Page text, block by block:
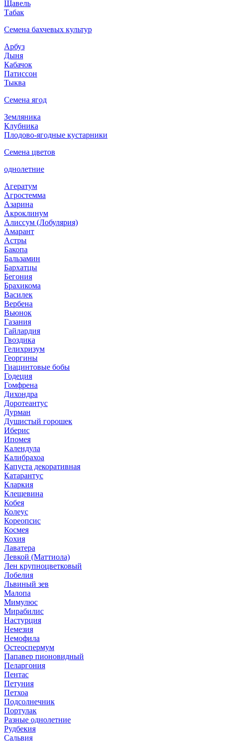
Щавель
Табак
Семена бахчевых культур
Арбуз
Дыня
Кабачок
Патиссон
Тыква
Семена ягод
Земляника
Клубника
Плодово-ягодные кустарники
Семена цветов
однолетние
Агератум
Агростемма
Азарина
Акроклинум
Алиссум (Лобулярия)
Амарант
Астры
Бакопа
Бальзамин
Бархатцы
Бегония
Брахикома
Василек
Вербена
Вьюнок
Газания
Гайлардия
Гвоздика
Гелихризум
Георгины
Гиацинтовые бобы
Годеция
Гомфрена
Дихондра
Доротеантус
Дурман
Душистый горошек
Иберис
Ипомея
Календула
Калибрахоа
Капуста декоративная
Катарантус
Кларкия
Клещевина
Кобея
Колеус
Кореопсис
Космея
Кохия
Лаватера
Левкой (Маттиола)
Лен крупноцветковый
Лобелия
Львиный зев
Малопа
Мимулюс
Мирабилис
Настурция
Немезия
Немофила
Остеоспермум
Папавер пионовидный
Пеларгония
Пентас
Петуния
Петхоа
Подсолнечник
Портулак
Разные однолетние
Рудбекия
Сальвия